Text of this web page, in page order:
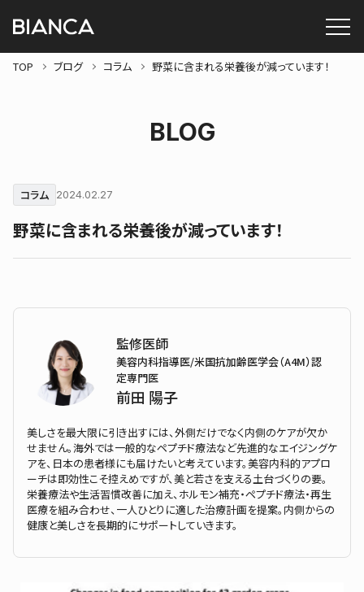
TOP ブログ コラム 野菜に含まれる栄養後が減っています！
BLOG
コラム 2024.02.27
野菜に含まれる栄養後が減っています！
監修医師
美容内科指導医/米国抗加齢医学会（A4M）認
定専門医
前田 陽子
美しさを最大限に引き出すには、外側だけでなく内側のケアが欠か
せません。海外では一般的なペプチド療法など先進的なエイジングケ
アを、日本の患者様にも届けたいと考えています。美容内科的アプロ
ーチは即効性こそ控えめですが、美と若さを支える土台づくりの要。
栄養療法や生活習慣改善に加え、ホルモン補充・ペプチド療法・再生
医療を組み合わせ、一人ひとりに適した治療計画を提案。内側からの
健康と美しさを長期的にサポートしていきます。